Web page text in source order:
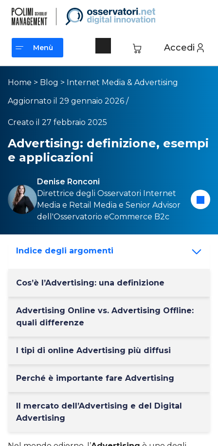
Accedi
Menù
Menù
Home > Blog > Internet Media & Advertising
Aggiornato il 29 gennaio 2026 /
Creato il 27 febbraio 2025
Advertising: definizione, esempi
e applicazioni
Denise Ronconi
Direttrice degli Osservatori Internet
Media e Retail Media e Senior Advisor
dell'Osservatorio eCommerce B2c
Indice degli argomenti
Cos’è l’Advertising: una definizione
Advertising Online vs. Advertising Offline:
quali differenze
I tipi di online Advertising più diffusi
Perché è importante fare Advertising
Il mercato dell’Advertising e del Digital
Advertising